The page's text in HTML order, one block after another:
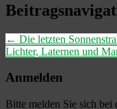
← Die letzten
Lichter, Laternen und
Anmelden
Bitte melden Sie sich bei